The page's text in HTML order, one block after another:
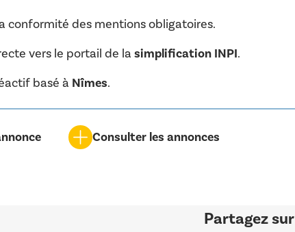
conformité des mentions obligatoires.
vers le portail de la simplification INPI.
basé à Nîmes.
Consulter les annonces
Partagez sur